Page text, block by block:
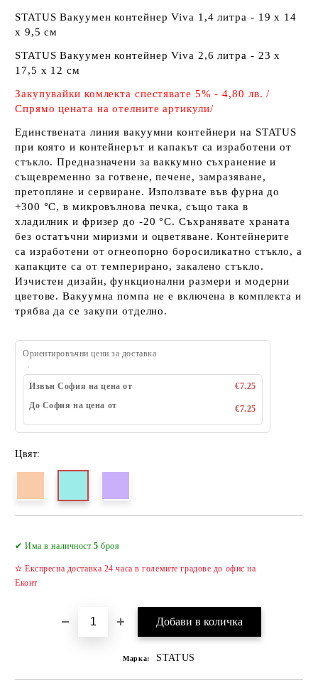
STATUS Вакуумен контейнер Viva 1,4 литра - 19 x 14
x 9,5 см
STATUS Вакуумен контейнер Viva 2,6 литра - 23 x
17,5 x 12 см
Закупувайки комлекта спестявате 5% - 4,80 лв. /
Спрямо цената на отелните артикули/
Единствената линия вакуумни контейнери на STATUS
при която и контейнерът и капакът са изработени от
стъкло. Предназначени за ваккумно съхранение и
същевременно за готвене, печене, замразяване,
претопляне и сервиране. Използвате във фурна до
+300 °С, в микровълнова печка, също така в
хладилник и фризер до -20 °С. Съхранявате храната
без остатъчни миризми и оцветяване. Контейнерите
са изработени от огнеопорно боросиликатно стъкло, а
капакците са от темперирано, закалено стъкло.
Изчистен дизайн, функционални размери и модерни
цветове. Вакуумна помпа не е включена в комплекта и
трябва да се закупи отделно.
Ориентировъчни цени за доставка
Извън София на цена от
€7.25
До София на цена от
€7.25
Цвят:
✔ Има в наличност5 броя
✫ Експресна доставка 24 часа в големите градове до офис на
Еконт
Марка: STATUS